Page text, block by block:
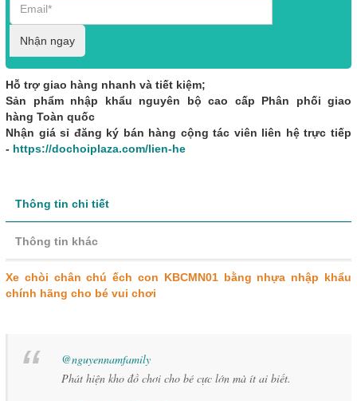
Nhận ngay
Hỗ trợ giao hàng nhanh và tiết kiệm;
Sản phẩm nhập khẩu nguyên bộ cao cấp Phân phối giao
hàng Toàn quốc
Nhận giá sỉ đăng ký bán hàng cộng tác viên liên hệ trực tiếp
- https://dochoiplaza.com/lien-he
Thông tin chi tiết
Thông tin khác
Xe chòi chân chú ếch con KBCMN01 bằng nhựa nhập khẩu
chính hãng cho bé vui chơi
@nguyennamfamily
Phát hiện kho đồ chơi cho bé cực lớn mà ít ai biết.